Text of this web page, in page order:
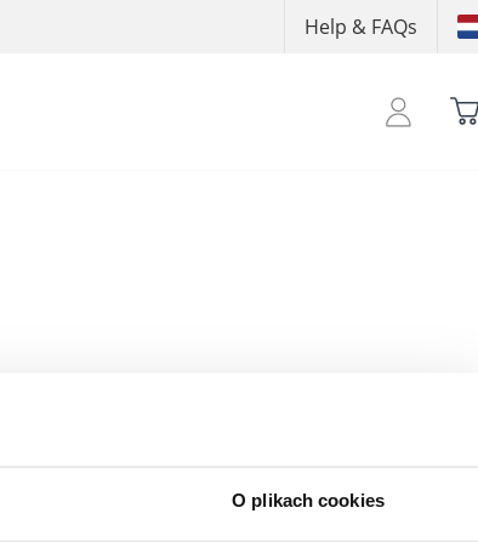
O plikach cookies
Help & FAQs
Zaloguj się, aby zobaczyć swoją uzbieraną